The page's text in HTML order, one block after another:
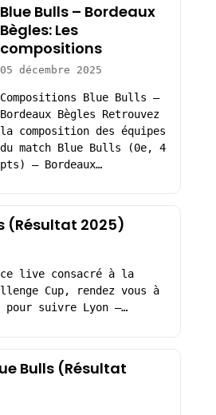
Blue Bulls – Bordeaux
Bègles: Les
compositions
05 décembre 2025
Compositions Blue Bulls –
Bordeaux Bègles Retrouvez
la composition des équipes
du match Blue Bulls (0e, 4
pts) – Bordeaux…
(Résultat 2025)
ce live consacré à la
Cup, rendez vous à
pour suivre Lyon –…
Bulls (Résultat